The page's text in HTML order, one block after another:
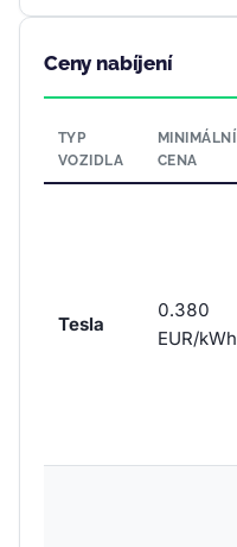
Ceny nabíjení
TYP
VOZIDLA
MINIMÁLNÍ
CENA
Tesla
0.380
EUR/kWh